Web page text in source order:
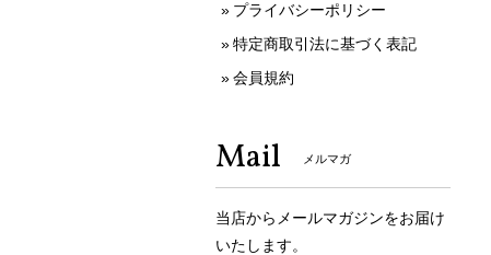
プライバシーポリシー
特定商取引法に基づく表記
会員規約
Mail メルマガ
当店からメールマガジンをお届け
いたします。